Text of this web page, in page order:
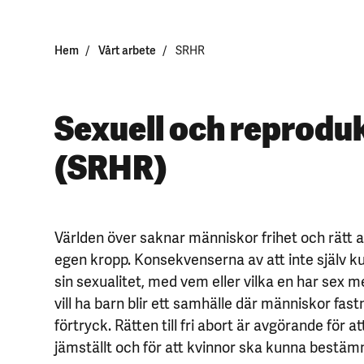
Hem Vårt arbete SRHR
Sexuell och
(SRHR)
Världen över saknar människor frihet och rätt
egen kropp. Konsekvenserna av att inte själv
sin sexualitet, med vem eller vilka en har sex
vill ha barn blir ett samhälle där människor
förtryck. Rätten till fri abort är avgörande för
jämställt och för att kvinnor ska kunna